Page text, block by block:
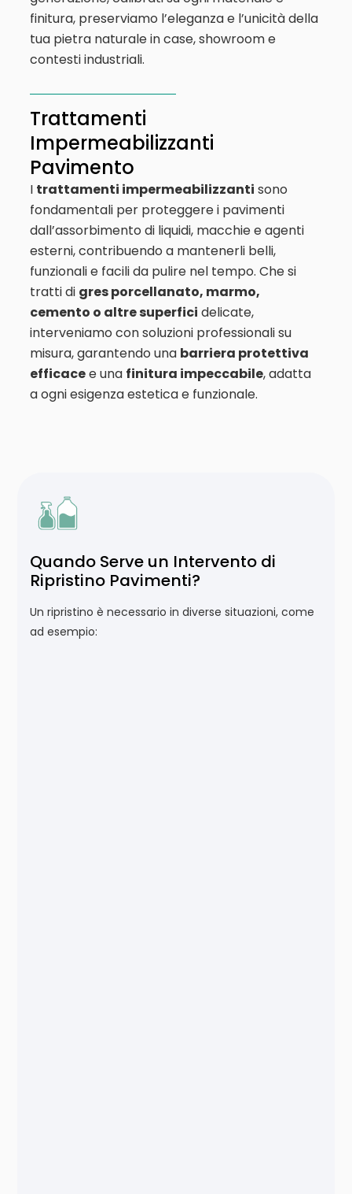
finitura, preserviamo l’eleganza e l’unicità della
tua pietra naturale in case, showroom e
contesti industriali.
Trattamenti
Impermeabilizzanti
Pavimento
I trattamenti impermeabilizzanti sono
fondamentali per proteggere i pavimenti
dall’assorbimento di liquidi, macchie e agenti
esterni, contribuendo a mantenerli belli,
funzionali e facili da pulire nel tempo. Che si
tratti di gres porcellanato, marmo,
cemento o altre superfici delicate,
interveniamo con soluzioni professionali su
misura, garantendo una barriera protettiva
efficacee una finitura impeccabile, adatta
a ogni esigenza estetica e funzionale.
Quando Serve un Intervento di
Ripristino Pavimenti?
Un ripristino è necessario in diverse situazioni, come
ad esempio: